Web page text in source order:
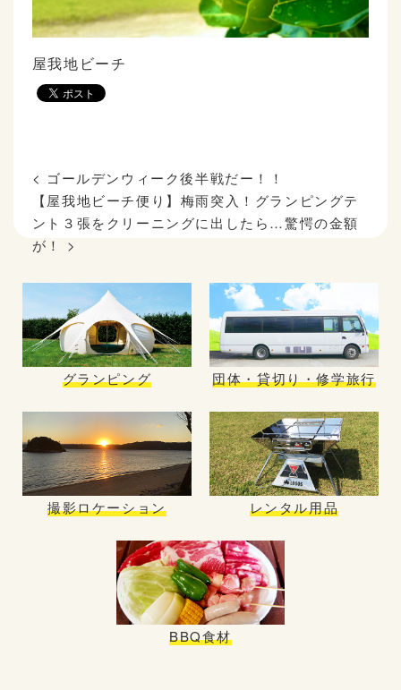
屋我地ビーチ
< ゴールデンウィーク後半戦だー！！
【屋我地ビーチ便り】梅雨突入！グランピングテ
ント３張をクリーニングに出したら…驚愕の金額
が！
>
グランピング 団体・貸切り・修学旅行
撮影ロケーション レンタル用品
BBQ食材